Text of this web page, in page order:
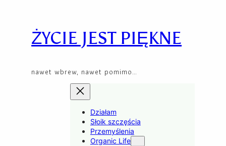
contentŻYCIE JEST PIĘKNE
nawet wbrew, nawet pomimo…
Działam
Słoik szczęścia
Przemyślenia
Organic Life